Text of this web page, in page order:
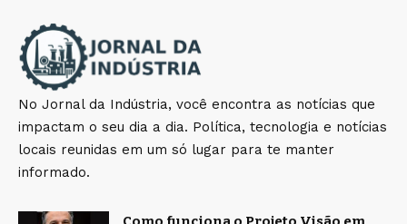
No Jornal da Indústria, você encontra as notícias que
impactam o seu dia a dia. Política, tecnologia e notícias
locais reunidas em um só lugar para te manter
informado.